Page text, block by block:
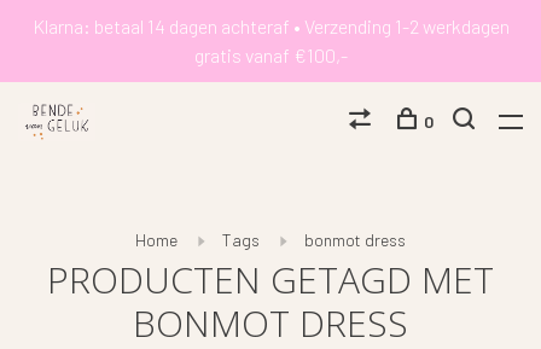
Klarna: betaal 14 dagen achteraf • Verzending 1-2 werkdagen
gratis vanaf €100,-
0
Home Tags bonmot dress
PRODUCTEN GETAGD MET
BONMOT DRESS